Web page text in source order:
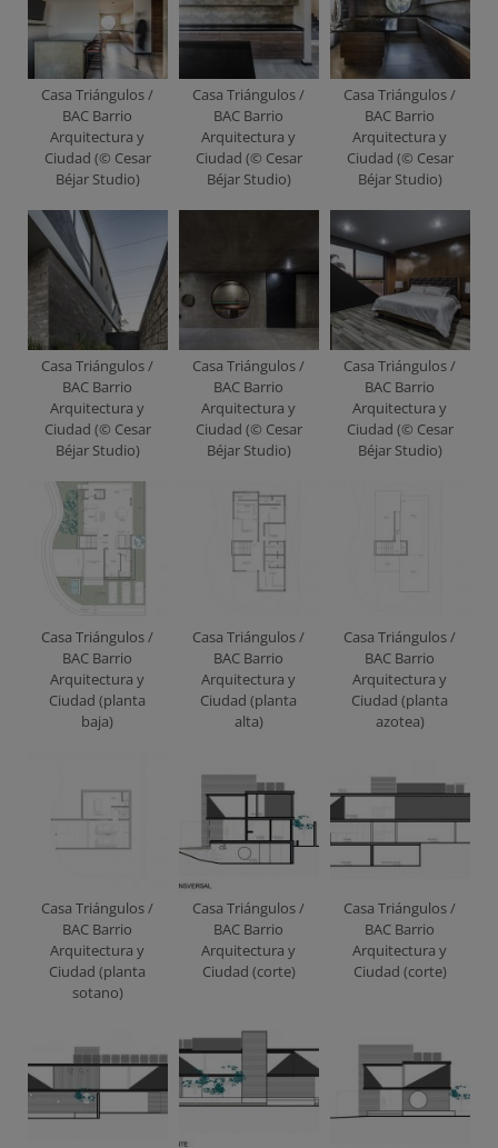
Casa Triángulos /
BAC Barrio
Arquitectura y
Ciudad (© Cesar
Béjar Studio)
Casa Triángulos /
BAC Barrio
Arquitectura y
Ciudad (© Cesar
Béjar Studio)
Casa Triángulos /
BAC Barrio
Arquitectura y
Ciudad (© Cesar
Béjar Studio)
Casa Triángulos /
BAC Barrio
Arquitectura y
Ciudad (© Cesar
Béjar Studio)
Casa Triángulos /
BAC Barrio
Arquitectura y
Ciudad (© Cesar
Béjar Studio)
Casa Triángulos /
BAC Barrio
Arquitectura y
Ciudad (© Cesar
Béjar Studio)
Casa Triángulos /
BAC Barrio
Arquitectura y
Ciudad (planta
baja)
Casa Triángulos /
BAC Barrio
Arquitectura y
Ciudad (planta
alta)
Casa Triángulos /
BAC Barrio
Arquitectura y
Ciudad (planta
azotea)
Casa Triángulos /
BAC Barrio
Arquitectura y
Ciudad (planta
sotano)
Casa Triángulos /
BAC Barrio
Arquitectura y
Ciudad (corte)
Casa Triángulos /
BAC Barrio
Arquitectura y
Ciudad (corte)